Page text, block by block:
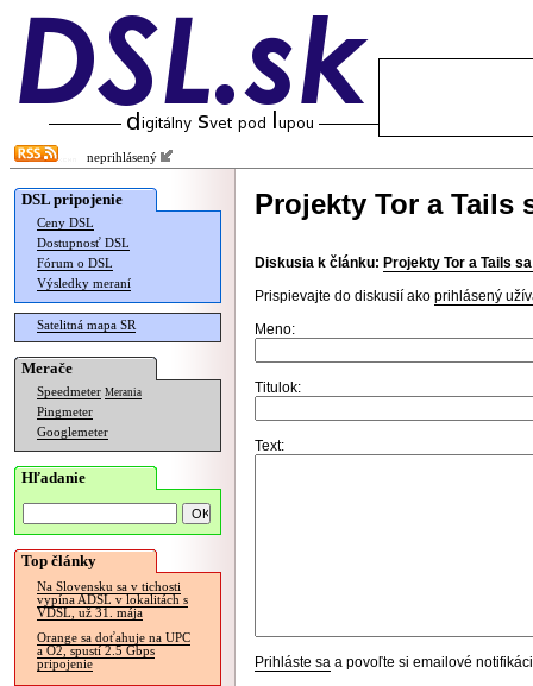
neprihlásený
DSL pripojenie
Ceny DSL
Dostupnosť DSL
Fórum o DSL
Výsledky meraní
Satelitná mapa SR
Merače
Speedmeter Merania
Pingmeter
Googlemeter
Hľadanie
Top články
Na Slovensku sa v tichosti
vypína ADSL v lokalitách s
VDSL, už 31. mája
Orange sa doťahuje na UPC
a O2, spustí 2.5 Gbps
pripojenie
Projekty Tor a Tails
Diskusia k článku: Projekty Tor a Tails
Prispievajte do diskusií ako prihlásený
Meno:
Titulok:
Text:
Prihláste sa a povoľte si emailové